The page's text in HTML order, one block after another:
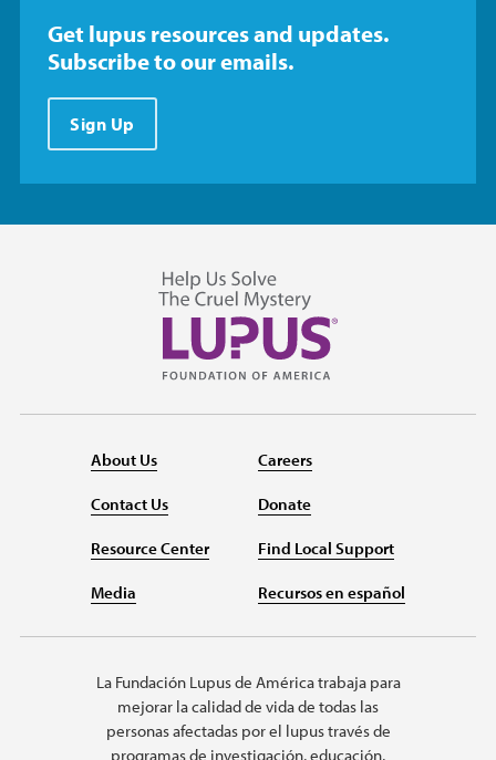
Get lupus resources and updates.
Subscribe to our emails.
Sign Up
About Us
Contact Us
Resource Center
Media
Careers
Donate
Find Local Support
Recursos en español
La Fundación Lupus de América trabaja para
mejorar la calidad de vida de todas las
personas afectadas por el lupus través de
programas de investigación, educación,